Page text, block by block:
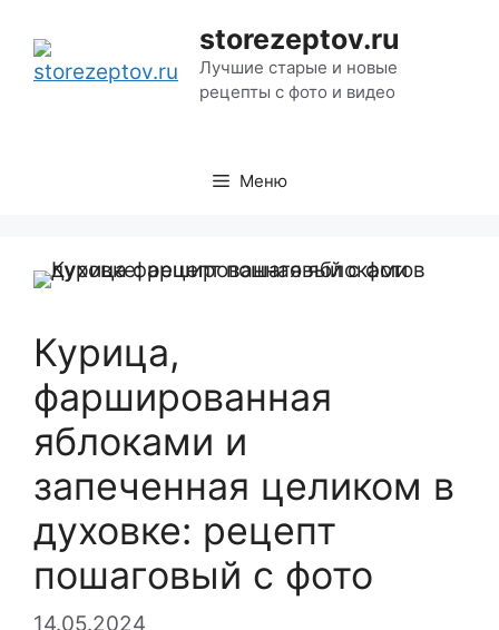
содержимому
storezeptov.ru
Лучшие старые и новые
рецепты с фото и видео
Меню
Курица,
фаршированная
яблоками и
запеченная целиком в
духовке: рецепт
пошаговый с фото
14.05.2024